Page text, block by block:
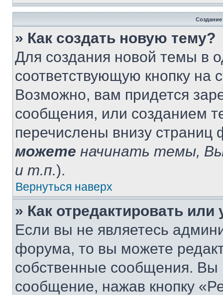
» Как создать новую тему?
Для создания новой темы в
соответствующую кнопку
Возможно, вам придется
сообщения, или созданием
перечислены внизу
можете начинать темы,
и т.п.).
Вернуться наверх
» Как отредактировать
Если вы не являетесь
форума, то вы можете
собственные сообщения. Вы
сообщение, нажав кнопку